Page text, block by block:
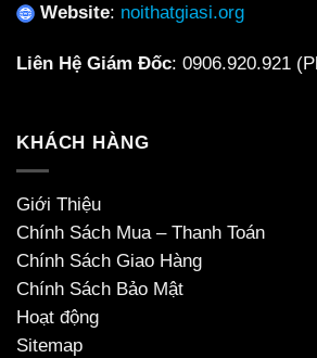
Website: noithatgiasi.org
Liên Hệ Giám Đốc: 0906.920.921
KHÁCH HÀNG
Giới Thiệu
Chính Sách Mua – Thanh Toán
Chính Sách Giao Hàng
Chính Sách Bảo Mật
Hoạt động
Sitemap